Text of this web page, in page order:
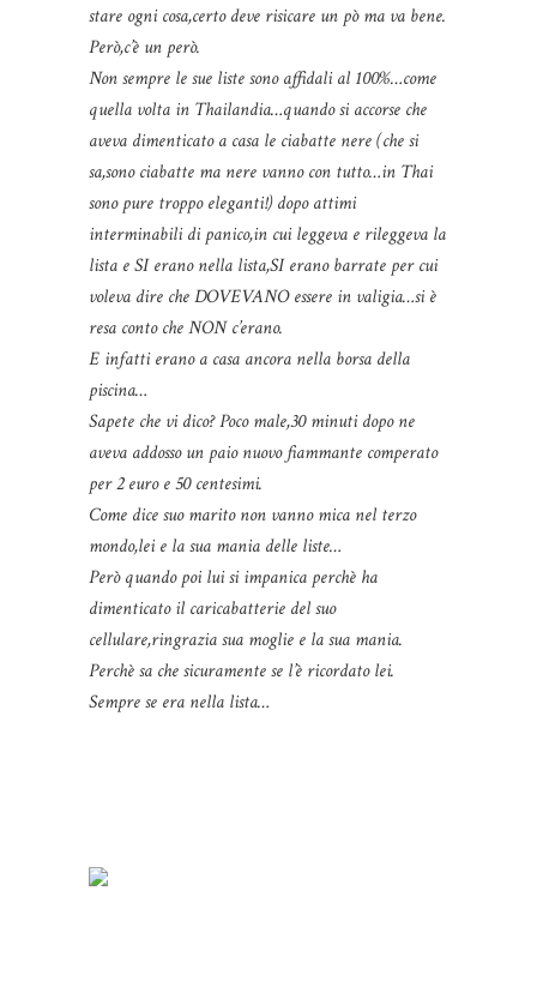
stare ogni cosa,certo deve risicare un pò ma va bene.
Però,c’è un però.
Non sempre le sue liste sono affidali al 100%…come
quella volta in Thailandia…quando si accorse che
aveva dimenticato a casa le ciabatte nere (che si
sa,sono ciabatte ma nere vanno con tutto…in Thai
sono pure troppo eleganti!) dopo attimi
interminabili di panico,in cui leggeva e rileggeva la
lista e SI erano nella lista,SI erano barrate per cui
voleva dire che DOVEVANO essere in valigia…si è
resa conto che NON c’erano.
E infatti erano a casa ancora nella borsa della
piscina…
Sapete che vi dico? Poco male,30 minuti dopo ne
aveva addosso un paio nuovo fiammante comperato
per 2 euro e 50 centesimi.
Come dice suo marito non vanno mica nel terzo
mondo,lei e la sua mania delle liste…
Però quando poi lui si impanica perchè ha
dimenticato il caricabatterie del suo
cellulare,ringrazia sua moglie e la sua mania.
Perchè sa che sicuramente se l’è ricordato lei.
Sempre se era nella lista…